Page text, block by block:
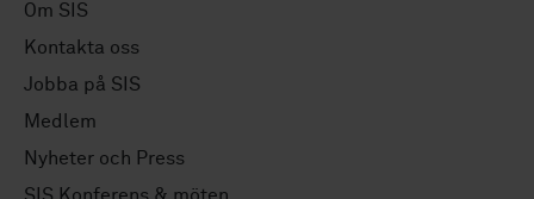
Om SIS
Kontakta oss
Jobba på SIS
Medlem
Nyheter och Press